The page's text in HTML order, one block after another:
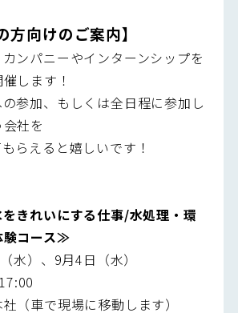
方向けのご案内】
ンパニーやインターンシップを
します！
参加、もしくは全日程に参加し
社を
らえると嬉しいです！
きれいにする仕事/水処理・環
コース≫
水）、9月4日（水）
（車で現場に移動します）